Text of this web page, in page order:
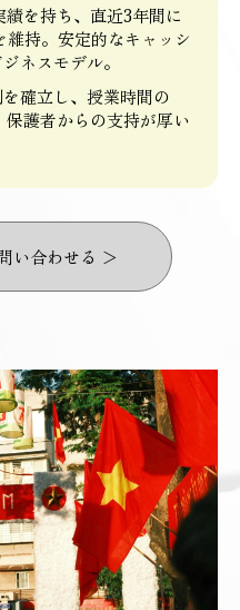
を持ち、直近3年間に
持。安定的なキャッシ
ネスモデル。
確立し、授業時間の
護者からの支持が厚い
い合わせる ＞